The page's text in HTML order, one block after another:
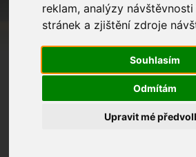
reklam, analýzy
stránek a zjištění zdroje
Souhlasím
Odmítám
Upravit mé